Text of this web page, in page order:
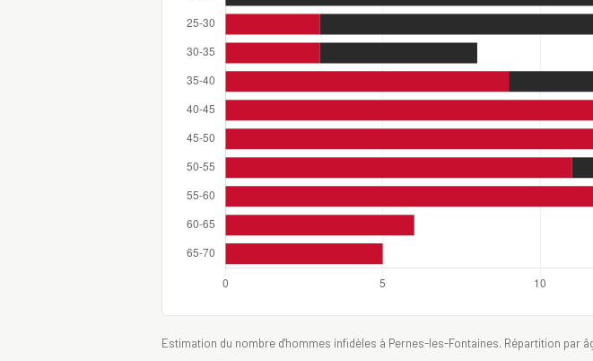
Estimation du nombre d'hommes infidèles à Pernes-les-Fontaines. Répartition par